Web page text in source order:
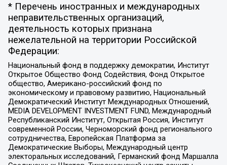
* Перечень иностранных и международных
неправительственных организаций,
деятельность которых признана
нежелательной на территории Российской
Федерации:
Национальный фонд в поддержку демократии, Институт
Открытое Общество Фонд Содействия, Фонд Открытое
общество, Американо-российский фонд по
экономическому и правовому развитию, Национальный
Демократический Институт Международных Отношений,
MEDIA DEVELOPMENT INVESTMENT FUND, Международный
Республиканский Институт, Открытая Россия, Институт
современной России, Черноморский фонд регионального
сотрудничества, Европейская Платформа за
Демократические Выборы, Международный центр
электоральных исследований, Германский фонд Маршалла